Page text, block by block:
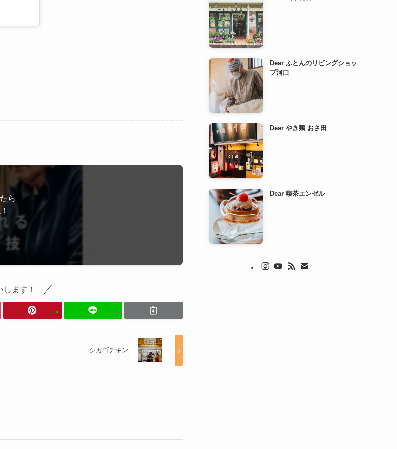
ら
ます！
シカゴチキン
Dear ふとんのリビングショッ
プ河口
Dear やき鶏 おさ田
Dear 喫茶エンゼル